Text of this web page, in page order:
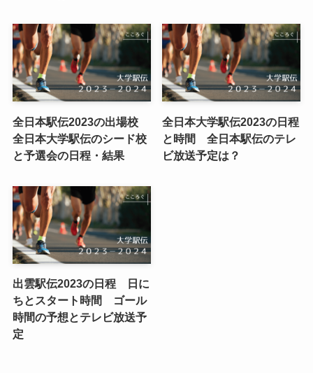
全日本駅伝2023の出場校
全日本大学駅伝のシード校
と予選会の日程・結果
全日本大学駅伝2023の日程
と時間 全日本駅伝のテレ
ビ放送予定は？
出雲駅伝2023の日程 日に
ちとスタート時間 ゴール
時間の予想とテレビ放送予
定